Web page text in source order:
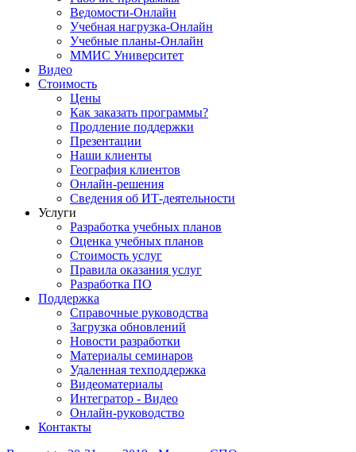
Ведомости-Онлайн
Учебная нагрузка-Онлайн
Учебные планы-Онлайн
ММИС Университет
Видео
Стоимость
Цены
Как заказать программы?
Продление поддержки
Презентации
Наши клиенты
География клиентов
Онлайн-решения
Сведения об ИТ-деятельности
Услуги
Разработка учебных планов
Оценка учебных планов
Стоимость услуг
Правила оказания услуг
Разработка ПО
Поддержка
Справочные руководства
Загрузка обновлений
Новости разработки
Материалы семинаров
Удаленная техподдержка
Видеоматериалы
Интегратор - Видео
Онлайн-руководство
Контакты